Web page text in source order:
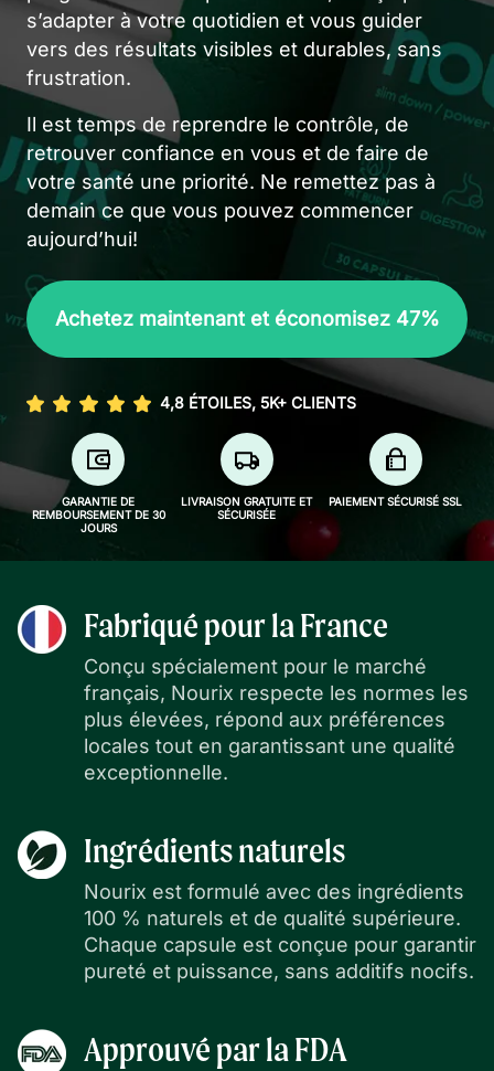
s’adapter à votre quotidien et vous guider
vers des résultats visibles et durables, sans
frustration.
Il est temps de reprendre le contrôle, de
retrouver confiance en vous et de faire de
votre santé une priorité. Ne remettez pas à
demain ce que vous pouvez commencer
aujourd’hui!
Achetez maintenant et économisez 47%
4,8 ÉTOILES, 5K+ CLIENTS
GARANTIE DE
REMBOURSEMENT DE 30
JOURS
LIVRAISON GRATUITE ET
SÉCURISÉE
PAIEMENT SÉCURISÉ SSL
Fabriqué pour la France
Conçu spécialement pour le marché
français, Nourix respecte les normes les
plus élevées, répond aux préférences
locales tout en garantissant une qualité
exceptionnelle.
Ingrédients naturels
Nourix est formulé avec des ingrédients
100 % naturels et de qualité supérieure.
Chaque capsule est conçue pour garantir
pureté et puissance, sans additifs nocifs.
Approuvé par la FDA